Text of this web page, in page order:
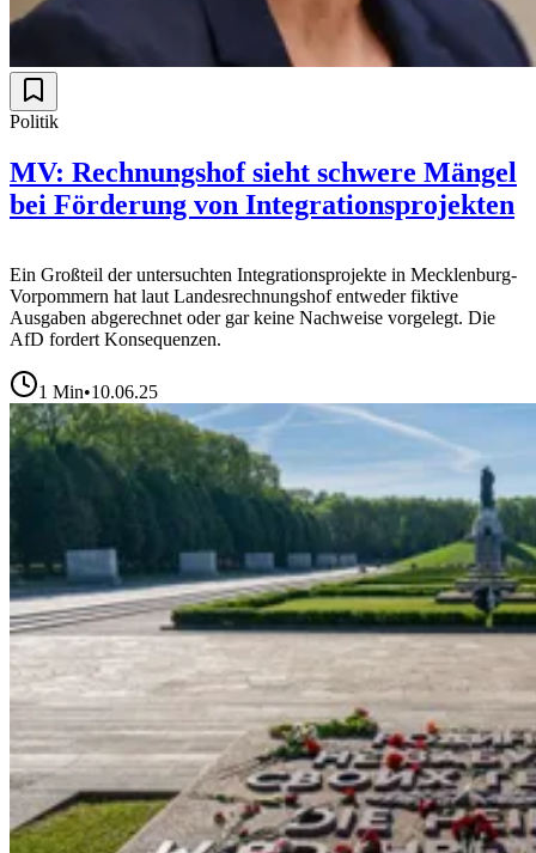
Politik
MV: Rechnungshof sieht schwere Mängel
bei Förderung von Integrationsprojekten
Ein Großteil der untersuchten Integrationsprojekte in Mecklenburg-
Vorpommern hat laut Landesrechnungshof entweder fiktive
Ausgaben abgerechnet oder gar keine Nachweise vorgelegt. Die
AfD fordert Konsequenzen.
1 Min•10.06.25